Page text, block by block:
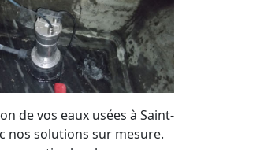
de vos eaux usées à Saint-
nos solutions sur mesure.
expertise locale pour